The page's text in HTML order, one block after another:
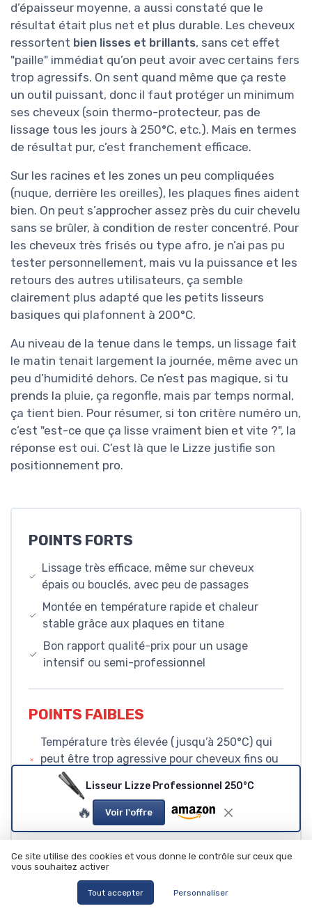
d’épaisseur moyenne, a aussi constaté que le
résultat était plus net et plus durable. Les cheveux
ressortent bien lisses et brillants, sans cet effet
"paille" immédiat qu’on peut avoir avec certains fers
trop agressifs. On sent quand même que ça reste
un outil puissant, donc il faut protéger un minimum
ses cheveux (soin thermo-protecteur, pas de
lissage tous les jours à 250°C, etc.). Mais en termes
de résultat pur, c’est franchement efficace.
Sur les racines et les zones un peu compliquées
(nuque, derrière les oreilles), les plaques fines aident
bien. On peut s’approcher assez près du cuir chevelu
sans se brûler, à condition de rester concentré. Pour
les cheveux très frisés ou type afro, je n’ai pas pu
tester personnellement, mais vu la puissance et les
retours des autres utilisateurs, ça semble
clairement plus adapté que les petits lisseurs
basiques qui plafonnent à 200°C.
Au niveau de la tenue dans le temps, un lissage fait
le matin tenait largement la journée, même avec un
peu d’humidité dehors. Ce n’est pas magique, si tu
prends la pluie, ça regonfle, mais par temps normal,
ça tient bien. Pour résumer, si ton critère numéro un,
c’est "est-ce que ça lisse vraiment bien et vite ?", la
réponse est oui. C’est là que le Lizze justifie son
positionnement pro.
POINTS FORTS
Lissage très efficace, même sur cheveux
épais ou bouclés, avec peu de passages
Montée en température rapide et chaleur
stable grâce aux plaques en titane
Bon rapport qualité-prix pour un usage
intensif ou semi-professionnel
POINTS FAIBLES
Température très élevée (jusqu’à 250°C) qui
peut être trop agressive pour cheveux fins ou
fragiles
Design et packaging basiques, peu d’options
modernes (pas d’écran, accessoires limités)
CONCLUSION
Lisseur Lizze Professionnel 250°C
🔥 Voir l'offre
Ce site utilise des cookies et vous donne le contrôle sur ceux que
vous souhaitez activer
Tout accepter Personnaliser